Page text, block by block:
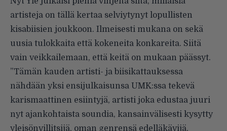
artisteja on tällä kertaa selviytynyt lopullisten
kisabiisien joukkoon. Ilmeisesti mukana on sekä
uusia tulokkaita että kokeneita konkareita. Siitä
vain veikkailemaan, että keitä on mukaan päässyt.
”Tämän kauden artisti- ja biisikattauksessa
nähdään yksi ensijulkaisunsa UMK:ssa tekevä
karismaattinen esiintyjä, artisti joka edustaa juuri
nyt ajankohtaista soundia, kansainvälisesti kysytty
yleisönvillitsijä, oman genrensä edelläkävijä,